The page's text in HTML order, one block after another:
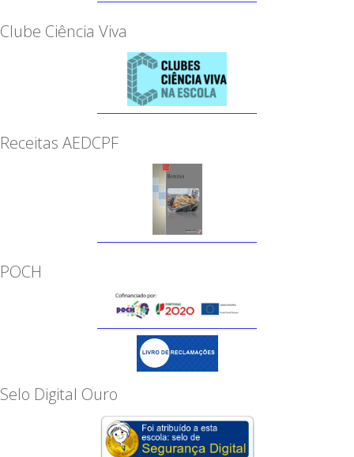
Clube Ciência Viva
Receitas AEDCPF
POCH
Selo Digital Ouro